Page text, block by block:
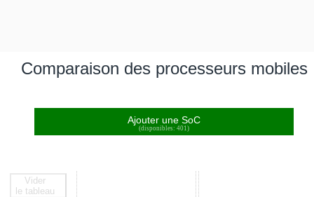
Comparaison des processeurs mobiles
Ajouter une SoC
(disponibles: 401)
Vider
le tableau